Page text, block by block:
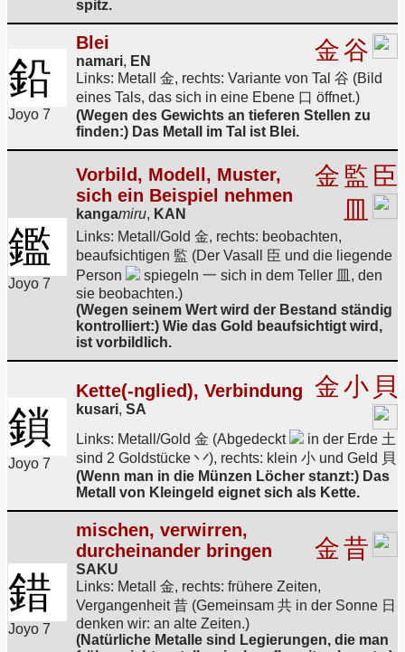
spitz.
鉛
Joyo 7
Blei
namari, EN 金谷
Links: Metall 金, rechts: Variante von Tal 谷 (Bild
eines Tals, das sich in eine Ebene 口 öffnet.)
(Wegen des Gewichts an tieferen Stellen zu
finden:) Das Metall im Tal ist Blei.
鑑
Joyo 7
Vorbild, Modell, Muster,
sich ein Beispiel nehmen
kangamiru, KAN
金 監 臣
皿
Links: Metall/Gold 金, rechts: beobachten,
beaufsichtigen 監 (Der Vasall 臣 und die liegende
Person
spiegeln 一 sich in dem Teller 皿, den
sie beobachten.)
(Wegen seinem Wert wird der Bestand ständig
kontrolliert:) Wie das Gold beaufsichtigt wird,
ist vorbildlich.
鎖
Joyo 7
Kette(-nglied), Verbindung
kusari, SA
金小 貝
Links: Metall/Gold 金 (Abgedeckt
in der Erde 土
sind 2 Goldstücke 丷), rechts: klein 小 und Geld 貝
(Wenn man in die Münzen Löcher stanzt:) Das
Metall von Kleingeld eignet sich als Kette.
錯
Joyo 7
mischen, verwirren,
durcheinander bringen
SAKU
金昔
Links: Metall 金, rechts: frühere Zeiten,
Vergangenheit 昔 (Gemeinsam 共 in der Sonne 日
denken wir: an alte Zeiten.)
(Natürliche Metalle sind Legierungen, die man